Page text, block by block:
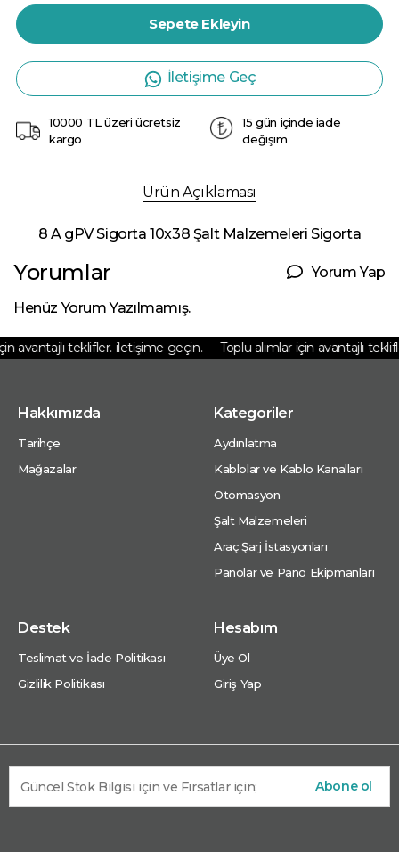
Sepete Ekleyin
İletişime Geç
10000 TL üzeri ücretsiz
kargo
15 gün içinde iade
değişim
Ürün Açıklaması
8 A gPV Sigorta 10x38 Şalt Malzemeleri Sigorta
Yorumlar Yorum Yap
Henüz Yorum Yazılmamış.
avantajlı teklifler. iletişime geçin. Toplu alımlar için avantajlı
Hakkımızda
Tarihçe
Mağazalar
Kategoriler
Aydınlatma
Kablolar ve Kablo Kanalları
Otomasyon
Şalt Malzemeleri
Araç Şarj İstasyonları
Panolar ve Pano Ekipmanları
Destek
Teslimat ve İade Politikası
Gizlilik Politikası
Hesabım
Üye Ol
Giriş Yap
Abone ol